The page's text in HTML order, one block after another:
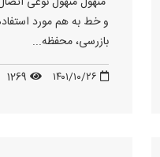
و خط به هم مورد
بازرسی، محفظه...
۱۴۰۱/۱۰/۲۶ 1269